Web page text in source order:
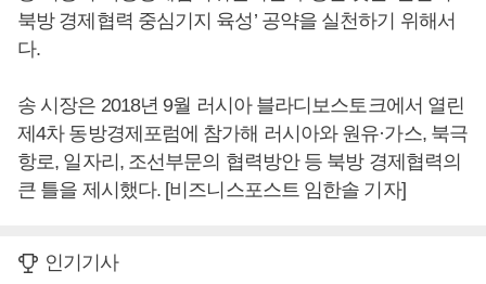
북방 경제협력 중심기지 육성’ 공약을 실천하기 위해서
다.
송 시장은 2018년 9월 러시아 블라디보스토크에서 열린
제4차 동방경제포럼에 참가해 러시아와 원유·가스, 북극
항로, 일자리, 조선부문의 협력방안 등 북방 경제협력의
큰 틀을 제시했다. [비즈니스포스트 임한솔 기자]
인기기사